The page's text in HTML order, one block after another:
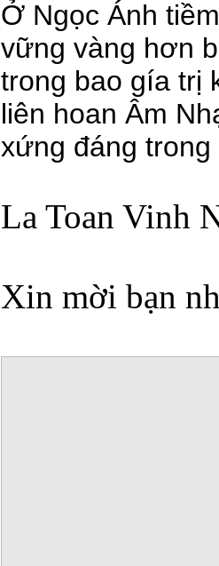
Ở Ngọc Ánh
vững vàng hơn
trong bao gía trị
liên hoan Âm
xứng đáng
La Toan Vinh
Xin mời bạn